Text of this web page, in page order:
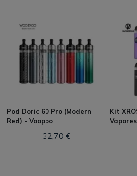
Pod Doric 60 Pro (Modern
Red) - Voopoo
32,70 €
Kit